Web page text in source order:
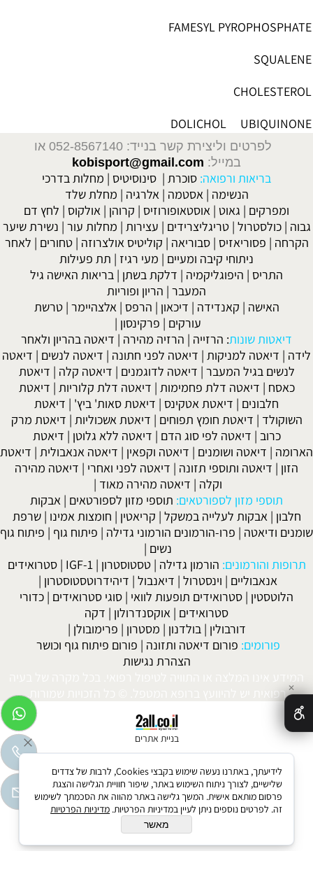
FAMESYL PYROPHOSPHATE
SQUALENE
CHOLESTEROL
DOLICHOL UBIQUINONE
לפרטים וליצירת קשר בנייד: 052-8567140
או
במייל: kobisport@gmail.com
בריאות ורפואה: סוכרת | סינוסיטיס | מחלות בדרכי
הנשימה | אסטמה | אלרגיה | מחלת שלד
ומפרקים | גאוט | אוסטאופורוזיס | קרוהן | אולקוס | לחץ דם
גבוה |כולסטרול |טריגליצרידים | עצירות | מחלות עור | נשירת שיער
הקרחה | פסוריאזיס |סבוריאה | קוליטיס אולצרוזה |טחורים | לאחר
ניתוחי קיבה ומעיים | מעי רגיז | תת פעילות
התריס | היפוגליקמיה | דלקת בשתן | בריאות האישה גיל
המעבר | הריון ופוריות
האישה | קאנדידה | דיכאון | הרפס | אלצהיימר |טרשת
עורקים | פרקינסון |
דיאטות שונות: הרזייה | הרזיה מהירה | דיאטה בהריון ולאחר
לידה | דיאטה למניקות | דיאטה לפני חתונה | דיאטה לנשים | דיאטה
לנשים בגיל המעבר | דיאטה לדוגמנים | דיאטה קלה | דיאטת
כאסח | דיאטה דלת פחמימות | דיאטה דלת קלוריות | דיאטת
חלבונים | דיאטת אטקינס | דיאטת סאות' ביץ' | דיאטת
השוקולד | דיאטת חומץ תפוחים | דיאטת אשכוליות | דיאטת מרק
כרוב | דיאטה לפי סוג הדם | דיאטה ללא גלוטן | דיאטת
הארומה | דיאטה ושומנים | דיאטה וקפאין | דיאטה אנאבולית | דיאטת
הזון | דיאטה ותוספי תזונה | דיאטה לפני ואחרי | דיאטה מהירה
וקלה | דיאטה מהירה מאוד |
תוספי מזון לספורטאים: תוספי מזון לספורטאים | אבקות
חלבון | אבקות לעלייה במשקל | קריאטין | חומצות אמינו |שרפת
שומנים ודיאטה | פרו-הורמונים הורמוני גדילה | פיתוח גוף | פיתוח גוף
נשים |
תרופות והורמונים: הורמון גדילה |טסטוסטרון |
IGF-1
|סטרואידים
אנאבוליים | וינסטרול | דיאנבול | דיהידרוטסטוסטרון |
הלוטסטין | סטרואידים תופעות לוואי | סוגי סטרואידים | כדורי
סטרואידים | אוקסנדרולון | דקה
דורבולין | בולדנון | מסטרון | פרימובולן |
פורומים: פורום דיאטה ותזונה | פורום פיתוח גוף וכושר
הצהרת נגישות
המידע אינו המלצה או התוויה לטיפול רפואי. בכל מקרה של בעיה
רפואית יש להיוועץ ברופא המטפל. © כל הזכויות שמורות.
בניית אתרים
✕
לידיעתך, באתרנו נעשה שימוש בקבצי Cookies, לרבות של צדדים
שלישיים, לצורך ניתוח השימוש באתר, שיפור חוויית הגלישה והצגת
פרסום מותאם אישית. המשך גלישה באתר מהווה את הסכמתך לשימוש
זה. לפרטים נוספים ניתן לעיין במדיניות הפרטיות. מדיניות הפרטיות
מאשר